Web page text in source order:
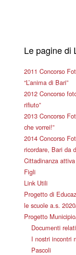
Le pagine di
2011 Concorso
“L’anima di Bari”
2012 Concorso
rifiuto”
2013 Concorso
che vorrei!”
2014 Concorso
ricordare, Bari da
Cittadinanza
Figli
Link Utili
Progetto di
le scuole a.s.
Progetto
Documenti
I nostri incontri
Pascoli